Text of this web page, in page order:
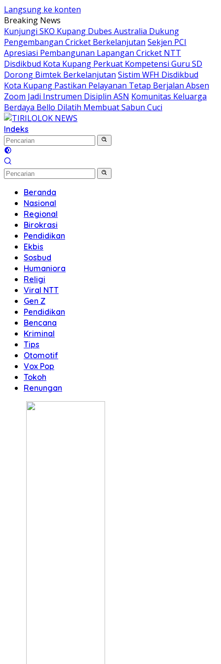
Langsung ke konten
Breaking News
Kunjungi SKO Kupang Dubes Australia Dukung
Pengembangan Cricket Berkelanjutan Sekjen PCI
Apresiasi Pembangunan Lapangan Cricket NTT
Disdikbud Kota Kupang Perkuat Kompetensi Guru SD
Dorong Bimtek Berkelanjutan Sistim WFH Disdikbud
Kota Kupang Pastikan Pelayanan Tetap Berjalan Absen
Zoom Jadi Instrumen Disiplin ASN Komunitas Keluarga
Berdaya Bello Dilatih Membuat Sabun Cuci
Indeks
Beranda
Nasional
Regional
Birokrasi
Pendidikan
Ekbis
Sosbud
Humaniora
Religi
Viral NTT
Gen Z
Pendidikan
Bencana
Kriminal
Tips
Otomotif
Vox Pop
Tokoh
Renungan